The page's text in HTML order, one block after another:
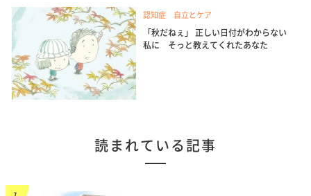
認知症 自立とケア
「秋だねぇ」 正しい日付がわからない
私に そっと教えてくれたあなた
読まれている記事